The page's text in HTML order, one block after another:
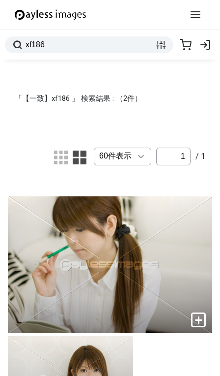
「【一致】xf186 」 検索結果 : （2件）
/ 1